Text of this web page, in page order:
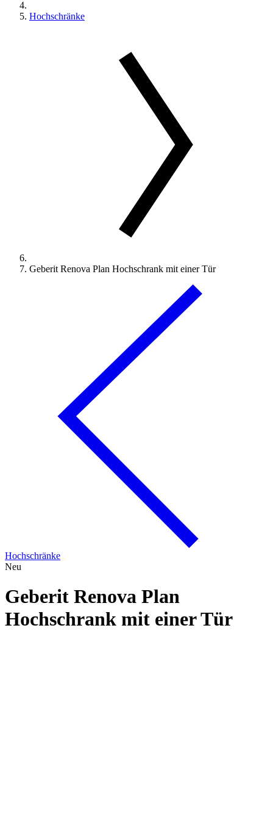
Hochschränke
Geberit Renova Plan Hochschrank mit einer Tür
Hochschränke
Neu
Geberit Renova Plan
Hochschrank mit einer Tür